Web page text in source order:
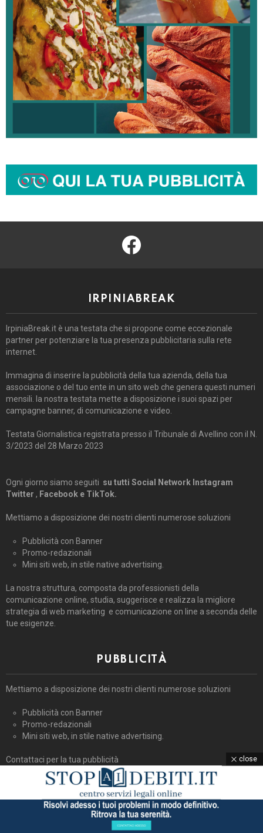
facebook
IRPINIABREAK
IrpiniaBreak.it è una testata che si propone come eccezionale
partner per potenziare la tua presenza pubblicitaria sulla rete
internet.
Immagina di inserire la pubblicità della tua azienda, della tua
associazione o del tuo ente in un sito web che genera questi numeri
mensili. la nostra testata mette a disposizione i suoi spazi per
campagne banner, di comunicazione e video.
Testata Giornalistica registrata presso il Tribunale di Avellino con il N.
3/2023 del 28 Marzo 2023
Ogni giorno siamo seguiti su tutti Social Network Instagram
Twitter , Facebook e TikTok.
Mettiamo a disposizione dei nostri clienti numerose soluzioni
Pubblicità con Banner
Promo-redazionali
Mini siti web, in stile native advertising.
La nostra struttura, composta da professionisti della
comunicazione online, studia, suggerisce e realizza la migliore
strategia di web marketing e comunicazione on line a seconda delle
tue esigenze.
PUBBLICITÀ
Mettiamo a disposizione dei nostri clienti numerose soluzioni
Pubblicità con Banner
Promo-redazionali
Mini siti web, in stile native advertising.
Contattaci per la tua pubblicità
General Manager Antonio Vistocco
irpiniabreak@gmail.com
close